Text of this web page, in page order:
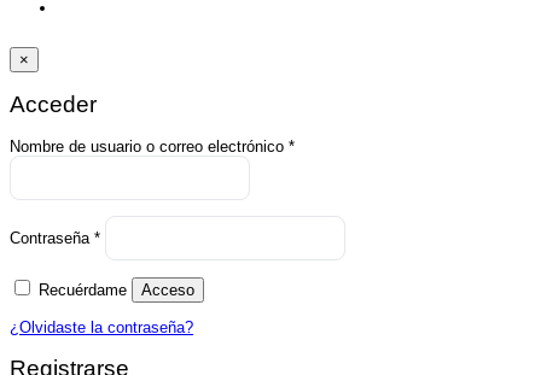
×
Acceder
Nombre de usuario o correo electrónico *Obligatorio
Contraseña *
Obligatorio
Recuérdame Acceso
¿Olvidaste la contraseña?
Registrarse